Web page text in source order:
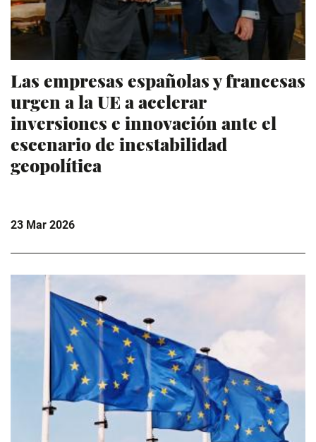
Las empresas españolas y francesas
urgen a la UE a acelerar
inversiones e innovación ante el
escenario de inestabilidad
geopolítica
23 Mar 2026